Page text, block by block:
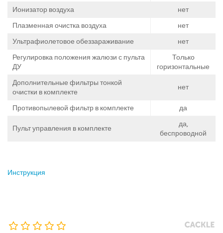
Ионизатор воздуха
нет
Плазменная очистка воздуха
нет
Ультрафиолетовое обеззараживание
нет
Регулировка положения жалюзи с пульта
ДУ
Только
горизонтальные
Дополнительные фильтры тонкой
очистки в комплекте
нет
Противопылевой фильтр в комплекте
да
Пульт управления в комплекте
да,
беспроводной
Инструкция